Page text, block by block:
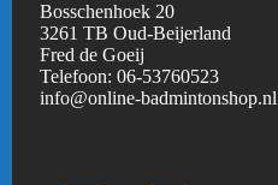
Bosschenhoek 20
3261 TB Oud-Beijerland
Fred de Goeij
Telefoon:06-53760523
info@online-badmintonshop.nl